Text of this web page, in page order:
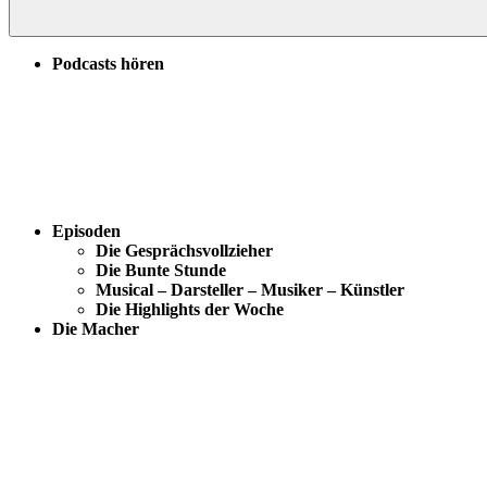
Podcasts hören
Episoden
Die Gesprächsvollzieher
Die Bunte Stunde
Musical – Darsteller – Musiker – Künstler
Die Highlights der Woche
Die Macher